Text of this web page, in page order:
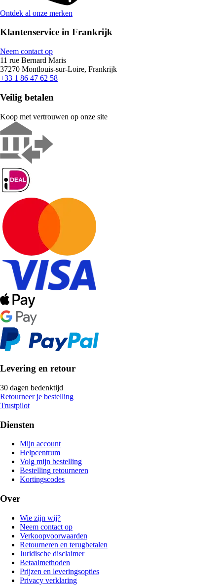
Ontdek al onze merken
Klantenservice in Frankrijk
Neem contact op
11 rue Bernard Maris
37270 Montlouis-sur-Loire, Frankrijk
+33 1 86 47 62 58
Veilig betalen
Koop met vertrouwen op onze site
Levering en retour
30 dagen bedenktijd
Retourneer je bestelling
Trustpilot
Diensten
Mijn account
Helpcentrum
Volg mijn bestelling
Bestelling retourneren
Kortingscodes
Over
Wie zijn wij?
Neem contact op
Verkoopvoorwaarden
Retourneren en terugbetalen
Juridische disclaimer
Betaalmethoden
Prijzen en leveringsopties
Privacy verklaring